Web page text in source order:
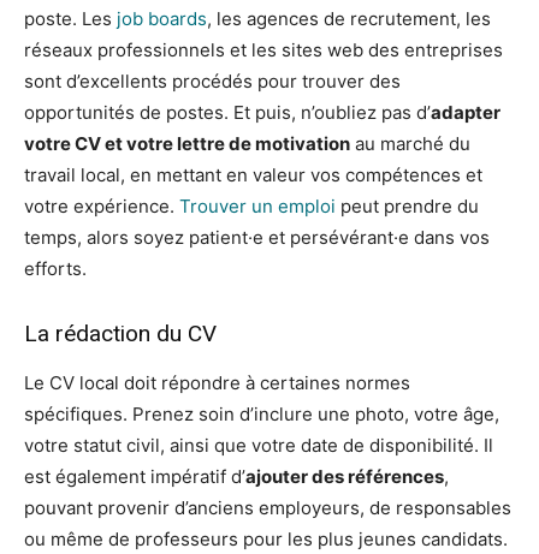
poste. Les job boards, les agences de recrutement, les
réseaux professionnels et les sites web des entreprises
sont d’excellents procédés pour trouver des
opportunités de postes. Et puis, n’oubliez pas d’adapter
votre CV et votre lettre de motivation au marché du
travail local, en mettant en valeur vos compétences et
votre expérience. Trouver un emploi peut prendre du
temps, alors soyez patient·e et persévérant·e dans vos
efforts.
La rédaction du CV
Le CV local doit répondre à certaines normes
spécifiques. Prenez soin d’inclure une photo, votre âge,
votre statut civil, ainsi que votre date de disponibilité. Il
est également impératif d’ajouter des références,
pouvant provenir d’anciens employeurs, de responsables
ou même de professeurs pour les plus jeunes candidats.